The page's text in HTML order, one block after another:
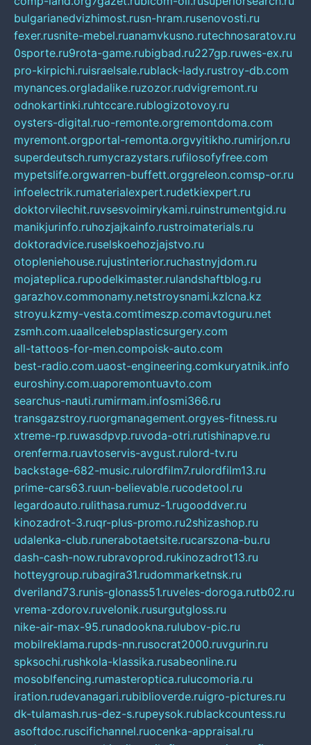
bulgarianedvizhimost.rusn-hram.rusenovosti.ru
fexer.rusnite-mebel.ruanamvkusno.rutechnosaratov.ru
0sporte.ru9rota-game.rubigbad.ru227gp.ruwes-ex.ru
pro-kirpichi.ruisraelsale.rublack-lady.rustroy-db.com
mynances.orgladalike.ruzozor.rudvigremont.ru
odnokartinki.ruhtccare.rublogizotovoy.ru
oysters-digital.ruo-remonte.orgremontdoma.com
myremont.orgportal-remonta.orgvyitikho.rumirjon.ru
superdeutsch.rumycrazystars.rufilosofyfree.com
mypetslife.orgwarren-buffett.orggreleon.comsp-or.ru
infoelectrik.rumaterialexpert.rudetkiexpert.ru
doktorvilechit.ruvsesvoimirykami.ruinstrumentgid.ru
manikjurinfo.ruhozjajkainfo.rustroimaterials.ru
doktoradvice.ruselskoehozjajstvo.ru
otopleniehouse.rujustinterior.ruchastnyjdom.ru
mojateplica.rupodelkimaster.rulandshaftblog.ru
garazhov.commonamy.netstroysnami.kzlcna.kz
stroyu.kzmy-vesta.comtimeszp.comavtoguru.net
zsmh.com.uaallcelebsplasticsurgery.com
all-tattoos-for-men.compoisk-auto.com
best-radio.com.uaost-engineering.comkuryatnik.info
euroshiny.com.uaporemontuavto.com
searchus-nauti.rumirmam.infosmi366.ru
transgazstroy.ruorgmanagement.orgyes-fitness.ru
xtreme-rp.ruwasdpvp.ruvoda-otri.rutishinapve.ru
orenferma.ruavtoservis-avgust.rulord-tv.ru
backstage-682-music.rulordfilm7.rulordfilm13.ru
prime-cars63.ruun-believable.rucodetool.ru
legardoauto.rulithasa.rumuz-1.rugooddver.ru
kinozadrot-3.ruqr-plus-promo.ru2shizashop.ru
udalenka-club.runerabotaetsite.rucarszona-bu.ru
dash-cash-now.rubravoprod.rukinozadrot13.ru
hotteygroup.rubagira31.rudommarketnsk.ru
dveriland73.runis-glonass51.ruveles-doroga.rutb02.ru
vrema-zdorov.ruvelonik.rusurgutgloss.ru
nike-air-max-95.runadookna.rulubov-pic.ru
mobilreklama.rupds-nn.rusocrat2000.ruvgurin.ru
spksochi.rushkola-klassika.rusabeonline.ru
mosoblfencing.rumasteroptica.rulucomoria.ru
iration.rudevanagari.rubiblioverde.ruigro-pictures.ru
dk-tulamash.rus-dez-s.rupeysok.rublackcountess.ru
asoftdoc.ruscifichannel.ruocenka-appraisal.ru